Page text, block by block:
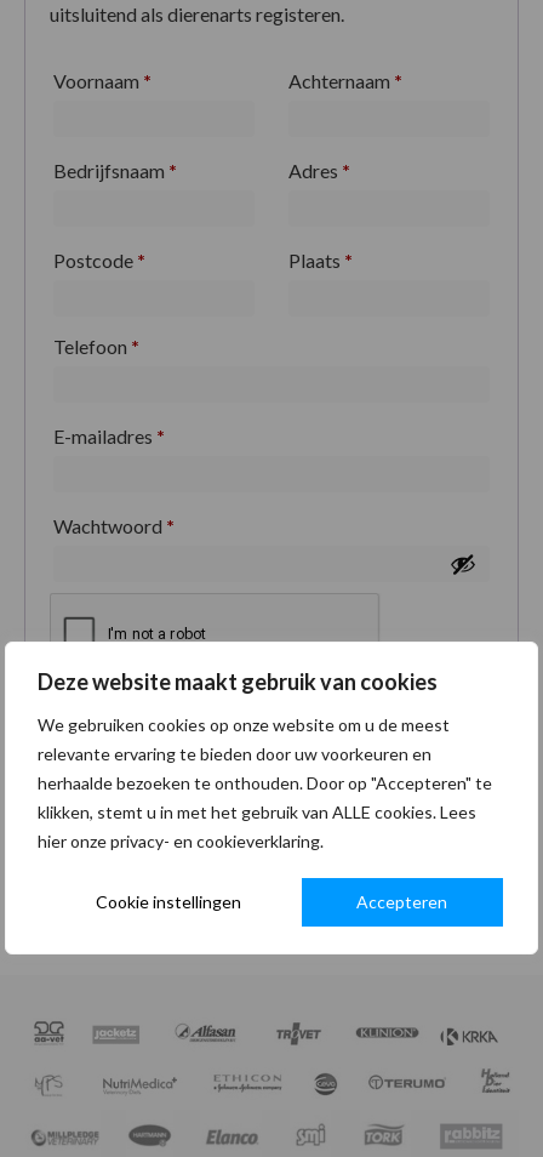
Deze website maakt gebruik van cookies
We gebruiken cookies op onze website om u de meest
relevante ervaring te bieden door uw voorkeuren en
herhaalde bezoeken te onthouden. Door op "Accepteren" te
klikken, stemt u in met het gebruik van ALLE cookies. Lees
hier onze privacy- en cookieverklaring.
Cookie instellingen Accepteren
uitsluitend als dierenarts registeren.
Voornaam * Achternaam *
Bedrijfsnaam * Adres *
Postcode * Plaats *
Telefoon *
E-mailadres *
Wachtwoord *
Je persoonlijke gegevens worden gebruikt om je
ervaring op deze site te ondersteunen, om toegang
tot je account te beheren en voor andere doeleinden
zoals omschreven in onzeprivacybeleid.